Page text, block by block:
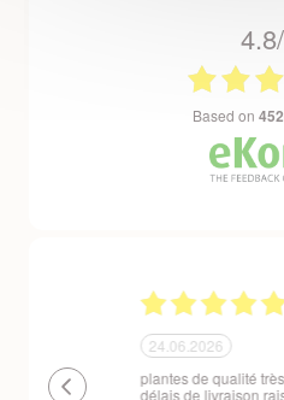
based on
24.06.2026
plantes de qualité très
délais de livraison